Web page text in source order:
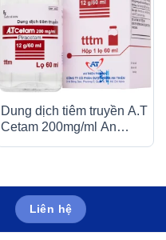
Dung dịch tiêm truyền A.T
Cetam 200mg/ml An
Liên hệ